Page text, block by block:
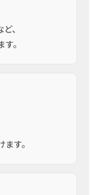
、
。
す。